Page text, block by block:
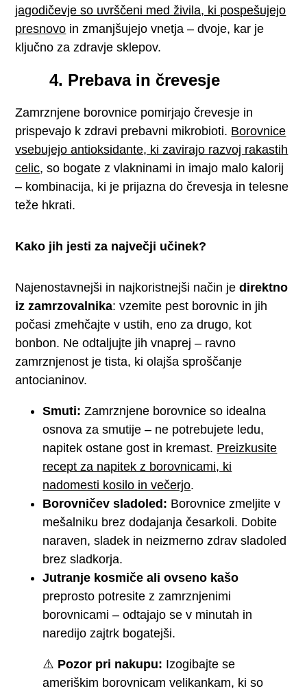
jagodičevje so uvrščeni med živila, ki pospešujejo
presnovo in zmanjšujejo vnetja – dvoje, kar je
ključno za zdravje sklepov.
4. Prebava in črevesje
Zamrznjene borovnice pomirjajo črevesje in
prispevajo k zdravi prebavni mikrobioti. Borovnice
vsebujejo antioksidante, ki zavirajo razvoj rakastih
celic, so bogate z vlakninami in imajo malo kalorij
– kombinacija, ki je prijazna do črevesja in telesne
teže hkrati.
Kako jih jesti za največji učinek?
Najenostavnejši in najkoristnejši način jedirektno
iz zamrzovalnika: vzemite pest borovnic in jih
počasi zmehčajte v ustih, eno za drugo, kot
bonbon. Ne odtaljujte jih vnaprej – ravno
zamrznjenost je tista, ki olajša sproščanje
antocianinov.
Smuti: Zamrznjene borovnice so idealna
osnova za smutije – ne potrebujete ledu,
napitek ostane gost in kremast. Preizkusite
recept za napitek z borovnicami, ki
nadomesti kosilo in večerjo.
Borovničev sladoled: Borovnice zmeljite v
mešalniku brez dodajanja česarkoli. Dobite
naraven, sladek in neizmerno zdrav sladoled
brez sladkorja.
Jutranje kosmiče ali ovseno kašo
preprosto potresite z zamrznjenimi
borovnicami – odtajajo se v minutah in
naredijo zajtrk bogatejši.
⚠️ Pozor pri nakupu: Izogibajte se
ameriškim borovnicam velikankam, ki so